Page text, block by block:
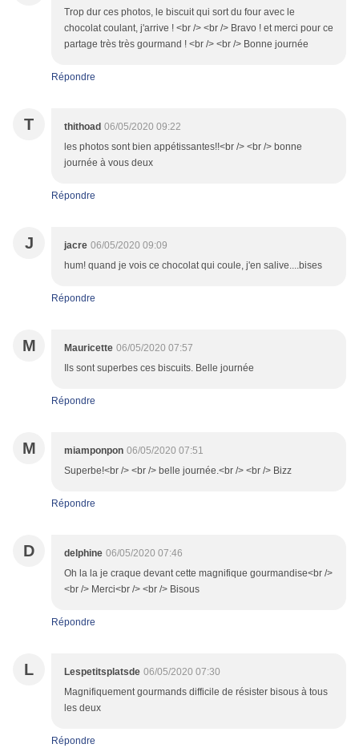
Trop dur ces photos, le biscuit qui sort du four avec le
chocolat coulant, j'arrive ! <br /> <br /> Bravo ! et merci pour ce
partage très très gourmand ! <br /> <br /> Bonne journée
Répondre
T thithoad 06/05/2020 09:22
les photos sont bien appétissantes!!<br /> <br /> bonne
journée à vous deux
Répondre
J jacre 06/05/2020 09:09
hum! quand je vois ce chocolat qui coule, j'en salive....bises
Répondre
M Mauricette 06/05/2020 07:57
Ils sont superbes ces biscuits. Belle journée
Répondre
M miamponpon 06/05/2020 07:51
Superbe!<br /> <br /> belle journée.<br /> <br /> Bizz
Répondre
D delphine 06/05/2020 07:46
Oh la la je craque devant cette magnifique gourmandise<br />
<br /> Merci<br /> <br /> Bisous
Répondre
L Lespetitsplatsde 06/05/2020 07:30
Magnifiquement gourmands difficile de résister bisous à tous
les deux
Répondre